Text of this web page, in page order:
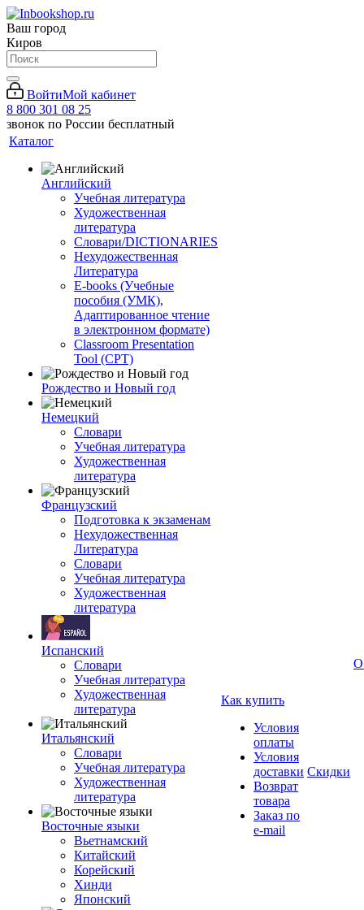
Ваш город
Киров
ВойтиМой кабинет
8 800 301 08 25
звонок по России бесплатный
Каталог
Английский
Учебная литература
Художественная
литература
Словари/DICTIONARIES
Нехудожественная
Литература
E-books (Учебные
пособия (УМК),
Адаптированное чтение
в электронном формате)
Classroom Presentation
Tool (CPT)
Рождество и Новый год
Немецкий
Словари
Учебная литература
Художественная
литература
Французский
Подготовка к экзаменам
Нехудожественная
Литература
Словари
Учебная литература
Художественная
литература
Испанский
Словари
Учебная литература
Художественная
литература
Итальянский
Словари
Учебная литература
Художественная
литература
Восточные языки
Вьетнамский
Китайский
Корейский
Хинди
Японский
Как купить
Условия
оплаты
Условия
доставки
Возврат
товара
Заказ по
e-mail
Скидки
О